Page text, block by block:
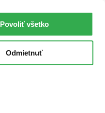
Povoliť všetko
Odmietnuť